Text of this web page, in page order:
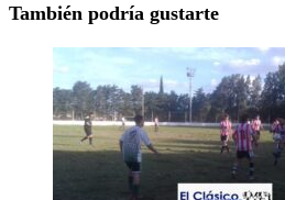
También podría gustarte